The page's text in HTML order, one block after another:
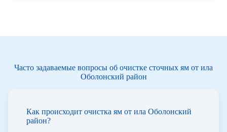
Часто задаваемые вопросы об очистке сточных ям от ила
Оболонский район
Как происходит очистка ям от ила Оболонский
район?